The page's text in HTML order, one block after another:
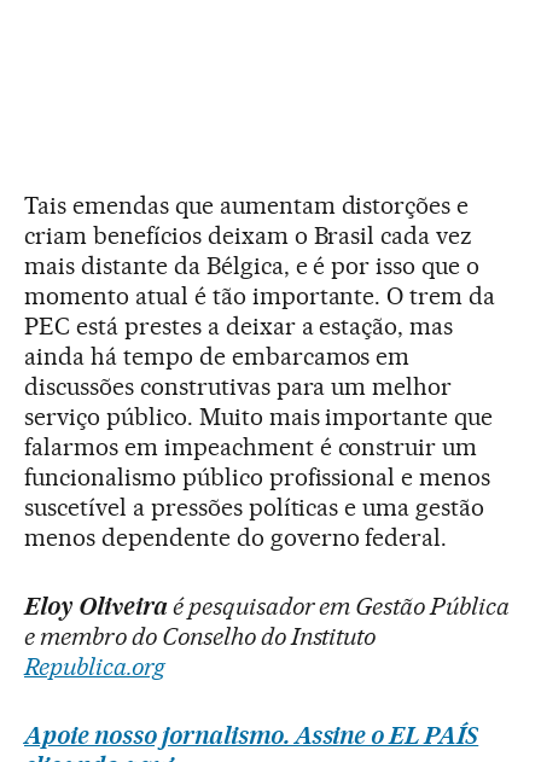
Tais emendas que aumentam distorções e
criam benefícios deixam o Brasil cada vez
mais distante da Bélgica, e é por isso que o
momento atual é tão importante. O trem da
PEC está prestes a deixar a estação, mas
ainda há tempo de embarcamos em
discussões construtivas para um melhor
serviço público. Muito mais importante que
falarmos em impeachment é construir um
funcionalismo público profissional e menos
suscetível a pressões políticas e uma gestão
menos dependente do governo federal.
Eloy Oliveiraé pesquisador em Gestão Pública
e membro do Conselho do Instituto
Republica.org
Apoie nosso jornalismo. Assine o EL PAÍS